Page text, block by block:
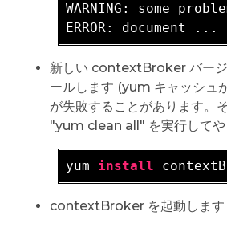
WARNING: some
新しい contextBroker バージ
ールします (yum キャッシュ
が失敗することがあります。
"yum clean all" を実行してや
yum install
contextBroker を起動します